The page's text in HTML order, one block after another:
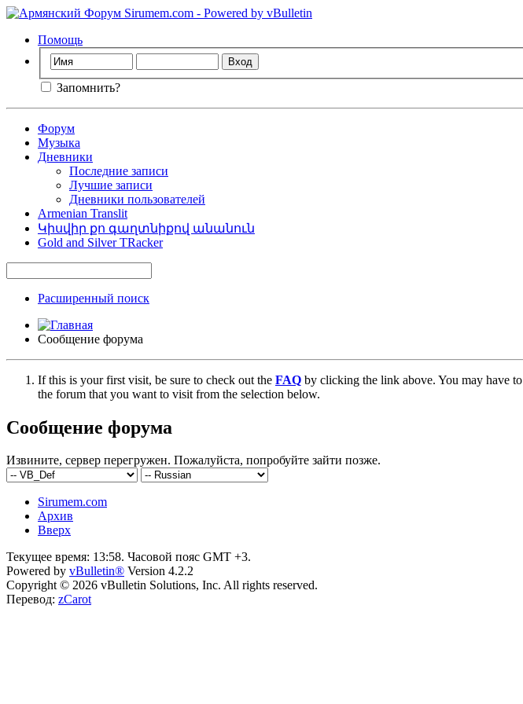
Помощь
Запомнить?
Форум
Музыка
Дневники
Последние записи
Лучшие записи
Дневники пользователей
Armenian Translit
Կիսվիր քո գաղտնիքով անանուն
Gold and Silver TRacker
Расширенный поиск
Сообщение форума
If this is your first visit, be sure to check out the FAQ by clicking the link above. You may have to
the forum that you want to visit from the selection below.
Сообщение форума
Извините, сервер перегружен. Пожалуйста, попробуйте зайти позже.
Sirumem.com
Архив
Вверх
Текущее время: 13:58. Часовой пояс GMT +3.
Powered by vBulletin® Version 4.2.2
Copyright © 2026 vBulletin Solutions, Inc. All rights reserved.
Перевод: zCarot